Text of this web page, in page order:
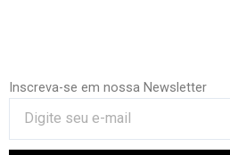
Inscreva-se em nossa Newsletter